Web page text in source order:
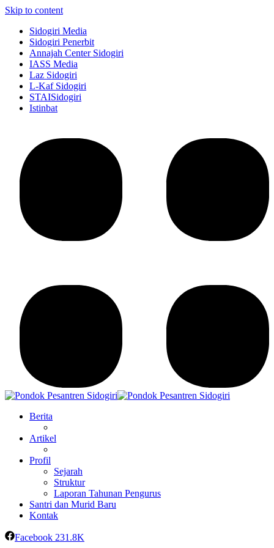
Skip to content
Sidogiri Media
Sidogiri Penerbit
Annajah Center Sidogiri
IASS Media
Laz Sidogiri
L-Kaf Sidogiri
STAISidogiri
Istinbat
Berita
Artikel
Profil
Sejarah
Struktur
Laporan Tahunan Pengurus
Santri dan Murid Baru
Kontak
Facebook 231.8K